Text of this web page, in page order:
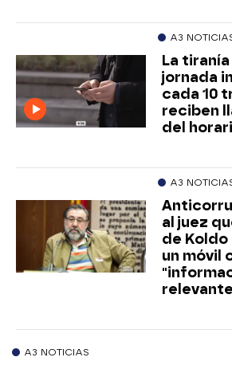
A3
La
jornada
cada 10
reciben
del
A3
al juez
de
un móvil
A3 NOTICIAS